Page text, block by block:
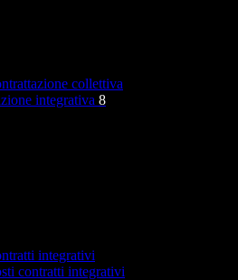
collettiva
integrativa 8
integrativi
contratti integrativi